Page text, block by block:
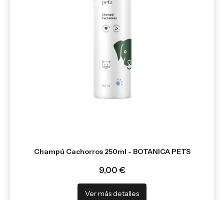
Champú Cachorros 250ml - BOTANICA PETS
9,00 €
Ver más detalles